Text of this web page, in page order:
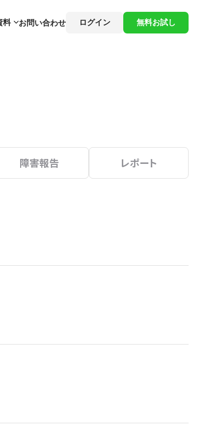
料 お問い合わせ ログイン 無料お試し
障害報告 レポート